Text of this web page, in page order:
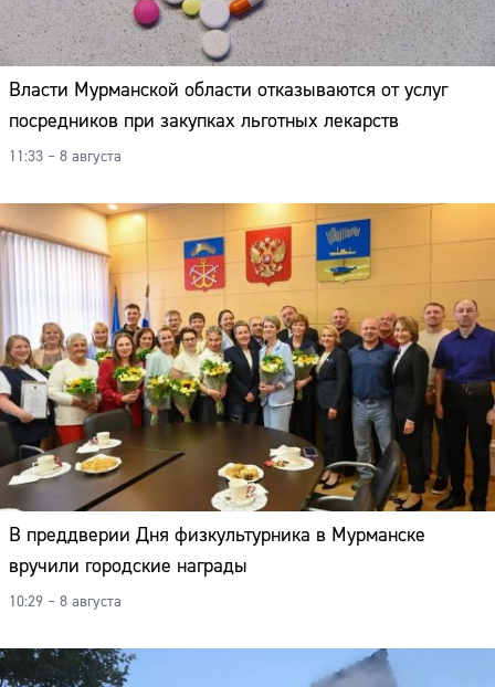
Власти Мурманской области отказываются от услуг
посредников при закупках льготных лекарств
11:33 – 8 августа
В преддверии Дня физкультурника в Мурманске
вручили городские награды
10:29 – 8 августа
Сайт: